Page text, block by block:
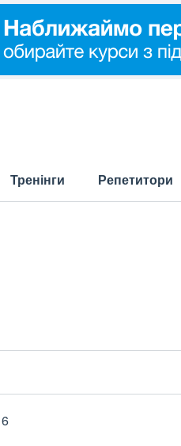
Тренінги Репетитори